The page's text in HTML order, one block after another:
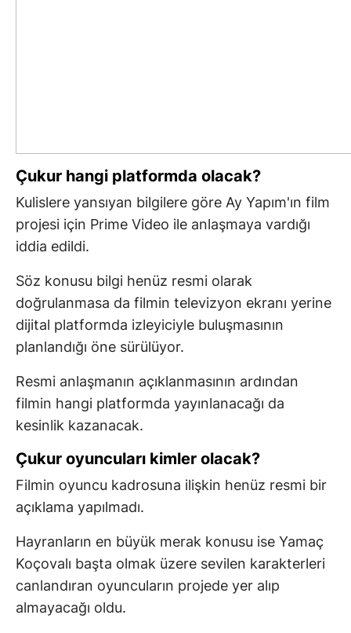
Çukur hangi platformda olacak?
Kulislere yansıyan bilgilere göre Ay Yapım'ın film
projesi için Prime Video ile anlaşmaya vardığı
iddia edildi.
Söz konusu bilgi henüz resmi olarak
doğrulanmasa da filmin televizyon ekranı yerine
dijital platformda izleyiciyle buluşmasının
planlandığı öne sürülüyor.
Resmi anlaşmanın açıklanmasının ardından
filmin hangi platformda yayınlanacağı da
kesinlik kazanacak.
Çukur oyuncuları kimler olacak?
Filmin oyuncu kadrosuna ilişkin henüz resmi bir
açıklama yapılmadı.
Hayranların en büyük merak konusu ise Yamaç
Koçovalı başta olmak üzere sevilen karakterleri
canlandıran oyuncuların projede yer alıp
almayacağı oldu.